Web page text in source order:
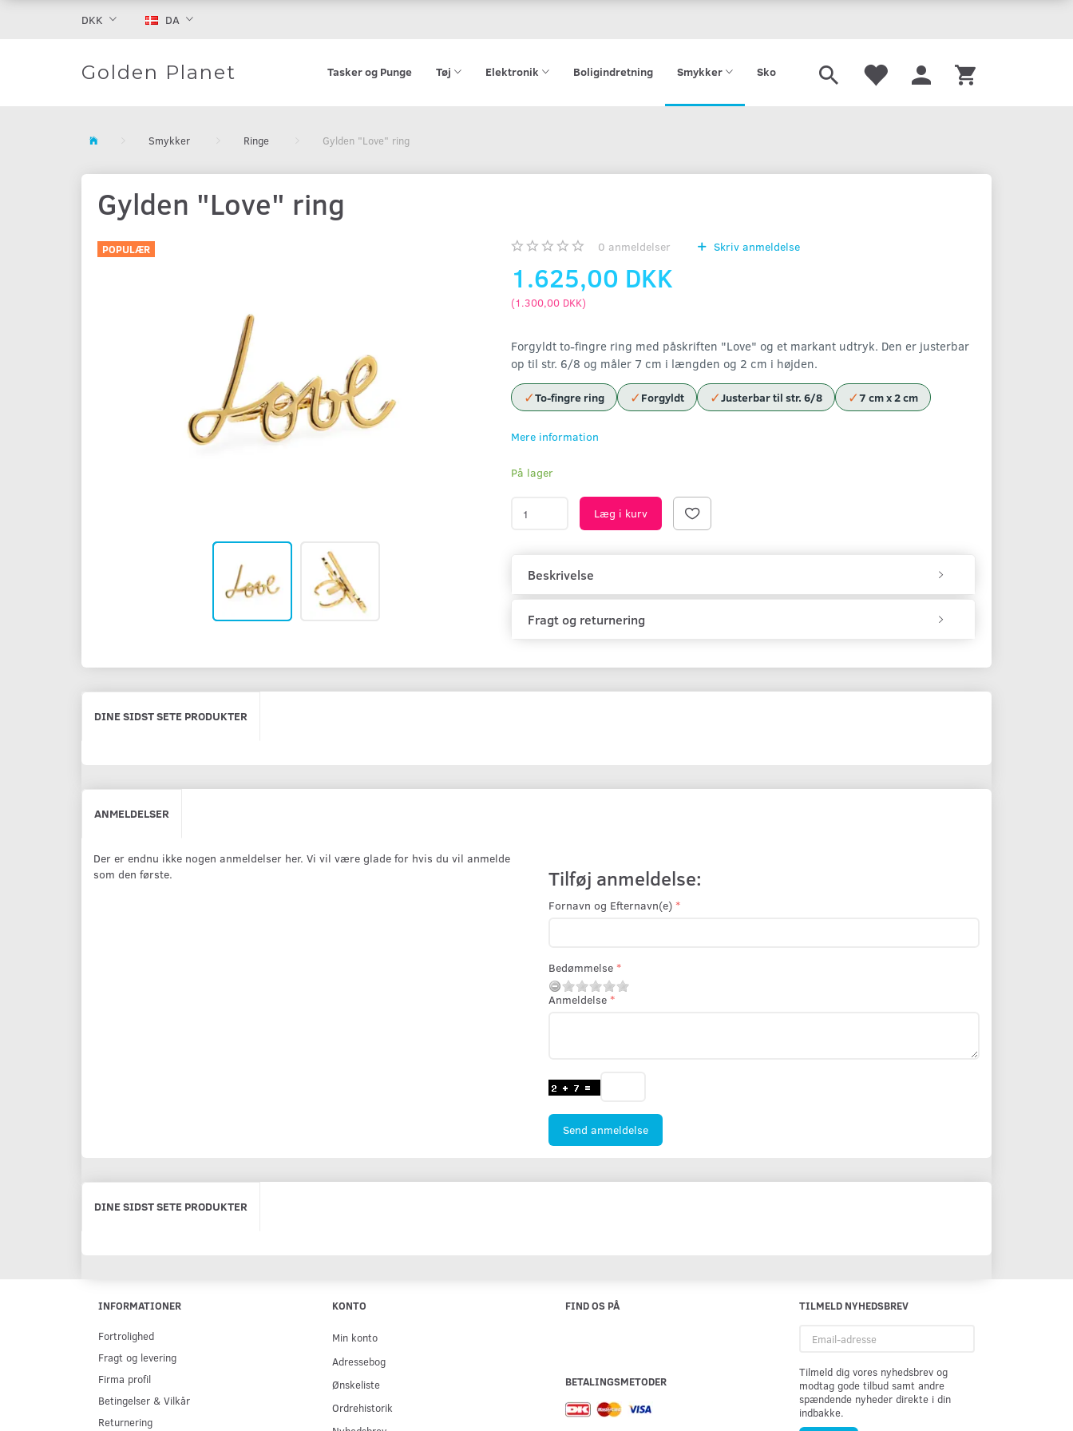
DKK DA
Golden Planet Tasker og Punge Tøj Elektronik Boligindretning Smykker Sko Tilbud
Gavekort
Smykker Ringe Gylden "Love" ring
Gylden "Love" ring
POPULÆR 0 anmeldelser Skriv anmeldelse
1.625,00 DKK
(1.300,00 DKK)
Forgyldt to-fingre ring med påskriften "Love" og et markant udtryk. Den er justerbar
op til str. 6/8 og måler 7 cm i længden og 2 cm i højden.
✓To-fingre ring ✓Forgyldt ✓Justerbar til str. 6/8 ✓7 cm x 2 cm
Mere information
På lager
Læg i kurv
Beskrivelse
Fragt og returnering
DINE SIDST SETE PRODUKTER
ANMELDELSER
Der er endnu ikke nogen anmeldelser her. Vi vil være glade for hvis du vil anmelde
som den første.
Tilføj anmeldelse:
Fornavn og Efternavn(e)
Bedømmelse
Anmeldelse
Send anmeldelse
DINE SIDST SETE PRODUKTER
INFORMATIONER
Fortrolighed
Fragt og levering
Firma profil
Betingelser & Vilkår
Returnering
KONTO
Min konto
Adressebog
Ønskeliste
Ordrehistorik
FIND OS PÅ
BETALINGSMETODER
TILMELD NYHEDSBREV
adresse
Tilmeld dig vores nyhedsbrev og
modtag gode tilbud samt andre
spændende nyheder direkte i din
indbakke.